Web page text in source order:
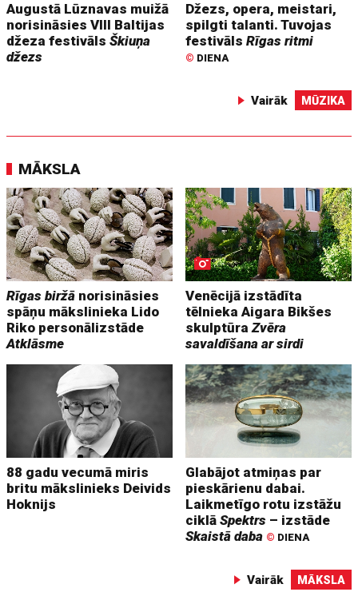
Augustā Lūznavas muižā
norisināsies VIII Baltijas
džeza festivālsŠkiuņa
džezs
Džezs, opera, meistari,
spilgti talanti. Tuvojas
festivālsRīgas ritmi
© DIENA
Vairāk MŪZIKA
MĀKSLA
Rīgas biržā norisināsies
spāņu mākslinieka Lido
Riko personālizstāde
Atklāsme
Venēcijā izstādīta
tēlnieka Aigara Bikšes
skulptūraZvēra
savaldīšana ar sirdi
88 gadu vecumā miris
britu mākslinieks Deivids
Hoknijs
Glabājot atmiņas par
pieskārienu dabai.
Laikmetīgo rotu izstāžu
ciklāSpektrs – izstāde
Skaistā daba © DIENA
Vairāk MĀKSLA